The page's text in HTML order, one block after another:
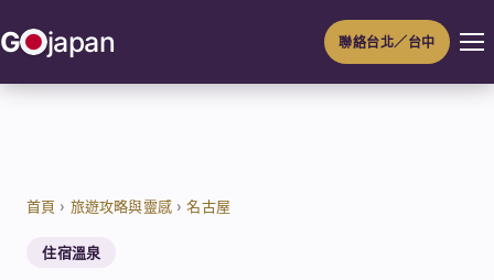
至
G japan 聯絡台北／台中
首頁 › 旅遊攻略與靈感›名古屋
住宿溫泉